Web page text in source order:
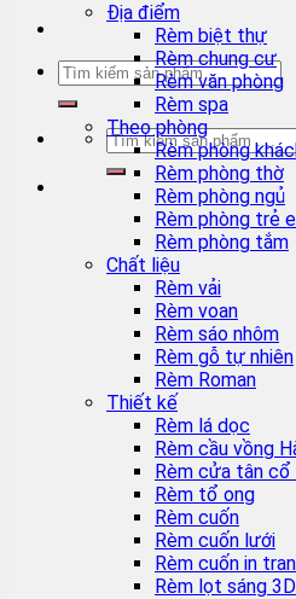
Địa điểm
Rèm biệt thự
Rèm chung cư
Rèm văn phòng
Rèm spa
Theo phòng
Rèm phòng
Rèm phòng thờ
Rèm phòng ngủ
Rèm phòng trẻ
Rèm phòng tắm
Chất liệu
Rèm vải
Rèm voan
Rèm sáo nhôm
Rèm gỗ tự nhiên
Rèm Roman
Thiết kế
Rèm lá dọc
Rèm cầu vồng
Rèm cửa tân cổ
Rèm tổ ong
Rèm cuốn
Rèm cuốn lưới
Rèm cuốn in
Rèm lọt sáng 3D